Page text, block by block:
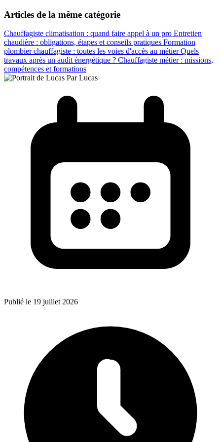
Articles de la même catégorie
Chauffagiste climatisation : quand faire appel à un pro Entretien
chaudière : obligations, étapes et conseils pratiques Formation
plombier chauffagiste : toutes les voies d'accès au métierQuels
travaux après un audit énergétique ? Chauffagiste métier : missions,
compétences et formations
Par Lucas
Publié le 19 juillet 2026